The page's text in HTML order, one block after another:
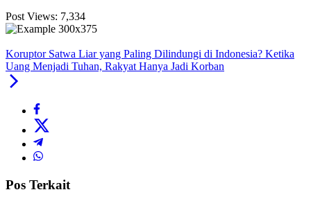
Post Views: 7,334
Koruptor Satwa Liar yang Paling Dilindungi di Indonesia? Ketika
Uang Menjadi Tuhan, Rakyat Hanya Jadi Korban
Pos Terkait